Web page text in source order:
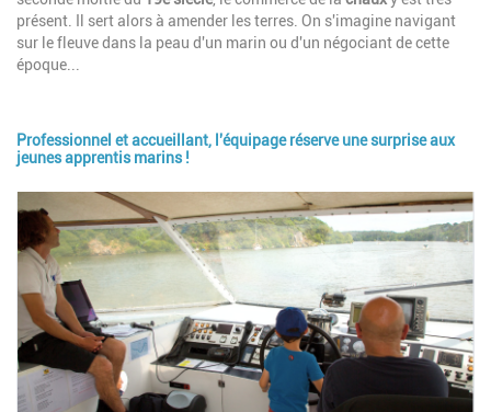
présent. Il sert alors à amender les terres. On s'imagine navigant
sur le fleuve dans la peau d'un marin ou d'un négociant de cette
époque...
Professionnel et accueillant, l'équipage réserve une surprise aux
jeunes apprentis marins !